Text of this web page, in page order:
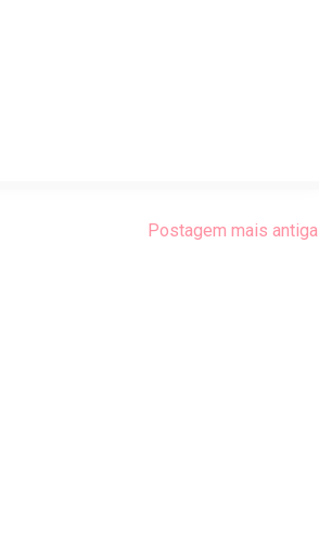
Postagem mais antiga